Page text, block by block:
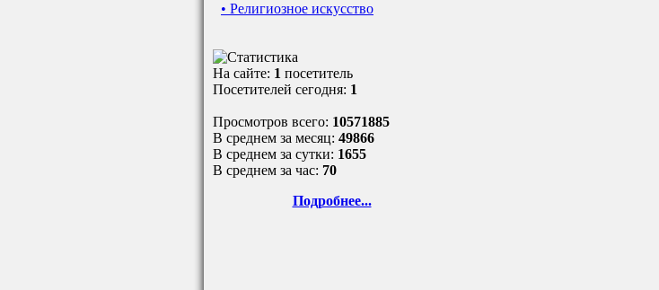
• Религиозное искусство
На сайте: 1 посетитель
Посетителей сегодня: 1
Просмотров всего: 10571885
В среднем за месяц: 49866
В среднем за сутки: 1655
В среднем за час: 70
Подробнее...